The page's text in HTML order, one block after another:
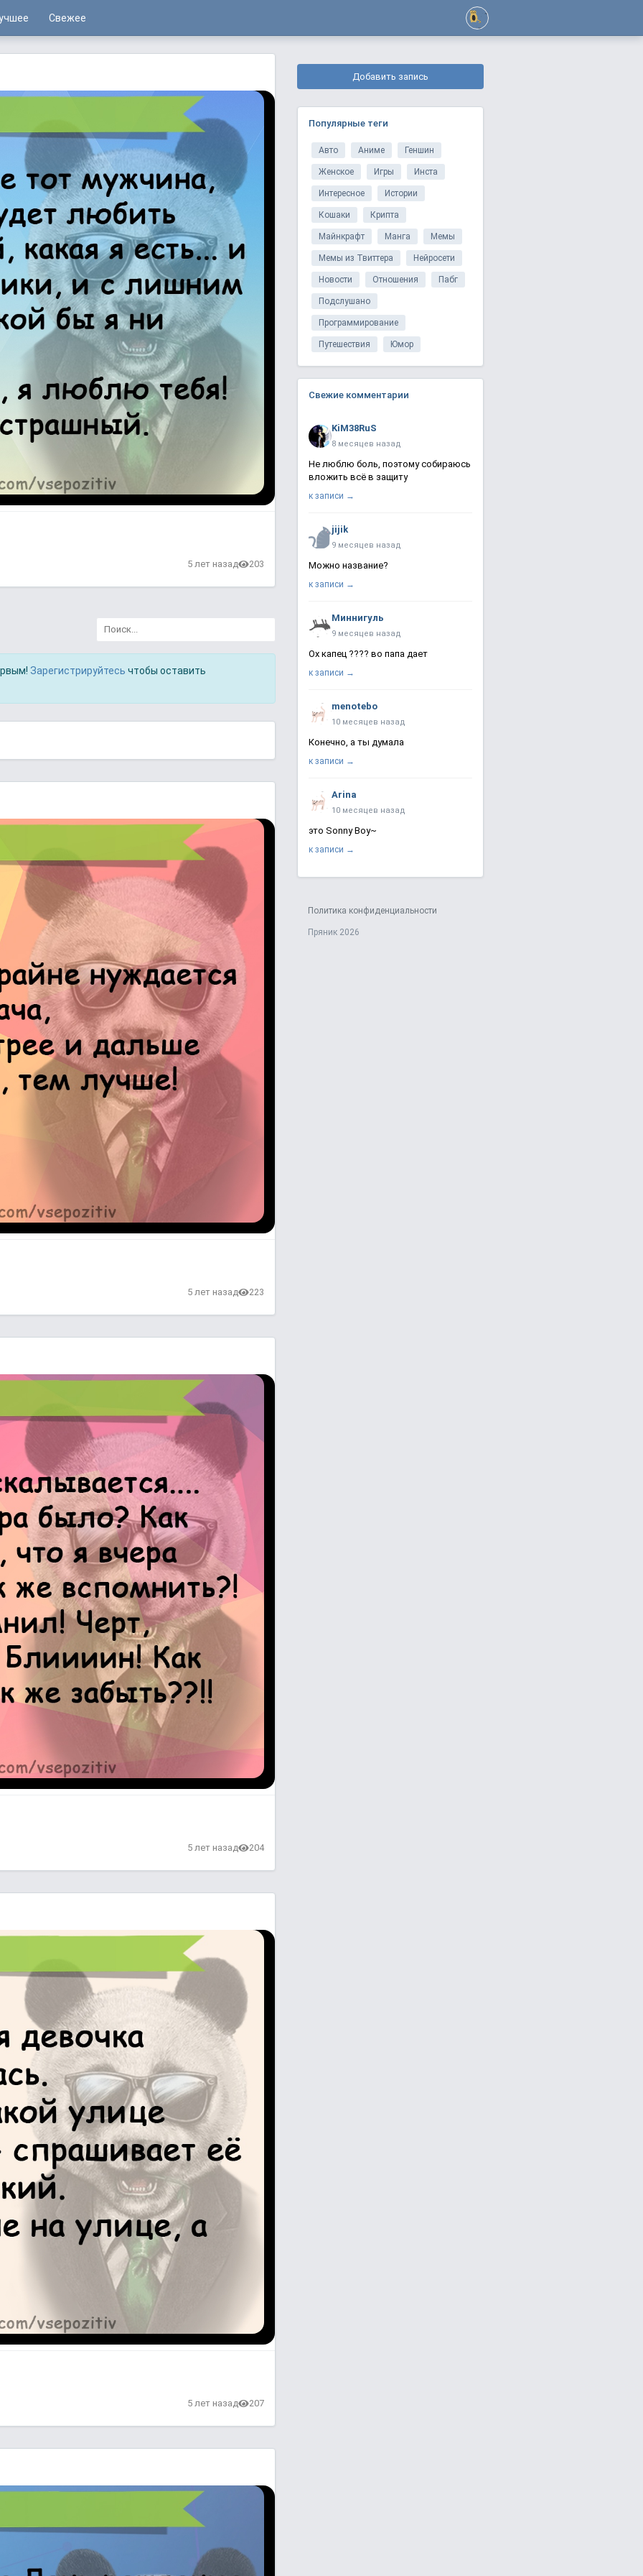
Свежее
5 лет назад 203
Зарегистрируйтесь чтобы оставить
5 лет назад 223
5 лет назад 204
5 лет назад 207
Добавить запись
Популярные теги
Авто Аниме Геншин
Женское Игры Инста
Интересное Истории
Кошаки Крипта
Майнкрафт Манга Мемы
Мемы из Твиттера Нейросети
Новости Отношения Пабг
Подслушано
Программирование
Путешествия Юмор
Свежие комментарии
KiM38RuS
8 месяцев назад
Не люблю боль, поэтому собираюсь
вложить всё в защиту
к записи →
jijik
9 месяцев назад
Можно название?
к записи →
Миннигуль
9 месяцев назад
Ох капец ???? во папа дает
к записи →
menotebo
10 месяцев назад
Конечно, а ты думала
к записи →
Arina
10 месяцев назад
это Sonny Boy~
к записи →
Политика конфиденциальности
Пряник 2026